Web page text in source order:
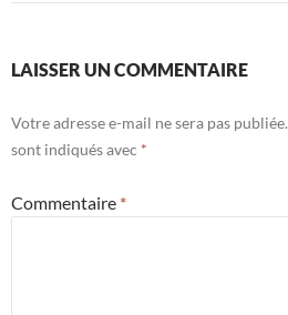
LAISSER UN COMMENTAIRE
Votre adresse e-mail ne sera pas publiée.
sont indiqués avec *
Commentaire *